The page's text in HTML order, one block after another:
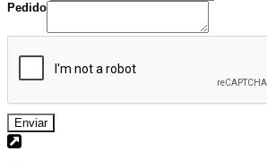
Pedido
Enviar